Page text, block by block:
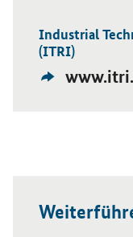
Industrial
(ITRI)
Externer
Öffnet Einzelsicht